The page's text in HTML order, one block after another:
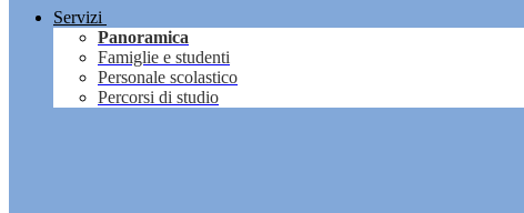
Servizi
Panoramica
Famiglie e studenti
Personale scolastico
Percorsi di studio